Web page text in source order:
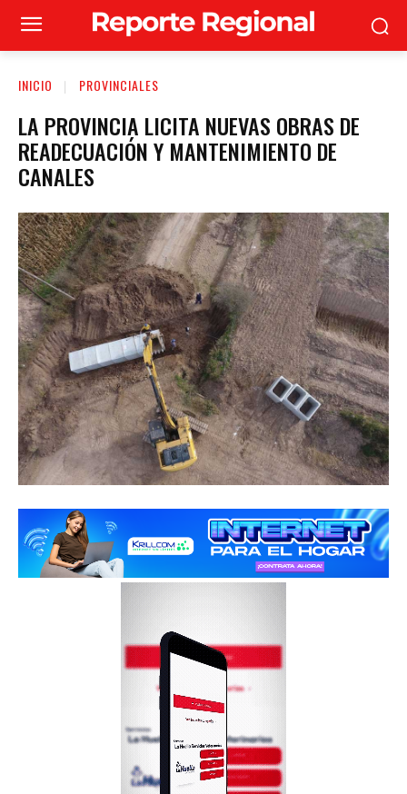
INICIO PROVINCIALES
LA PROVINCIA LICITA NUEVAS OBRAS DE
READECUACIÓN Y MANTENIMIENTO DE
CANALES